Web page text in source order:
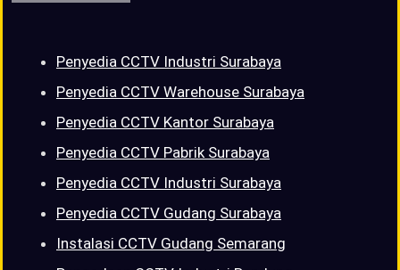
Penyedia CCTV Industri Surabaya
Penyedia CCTV Warehouse Surabaya
Penyedia CCTV Kantor Surabaya
Penyedia CCTV Pabrik Surabaya
Penyedia CCTV Industri Surabaya
Penyedia CCTV Gudang Surabaya
Instalasi CCTV Gudang Semarang